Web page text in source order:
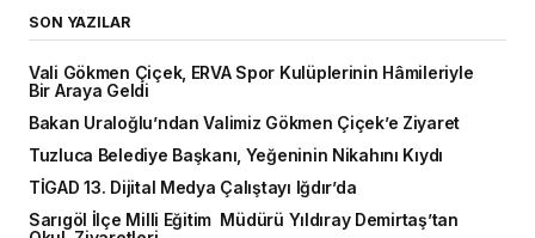
SON YAZILAR
Vali Gökmen Çiçek, ERVA Spor Kulüplerinin Hâmileriyle
Bir Araya Geldi
Bakan Uraloğlu’ndan Valimiz Gökmen Çiçek’e Ziyaret
Tuzluca Belediye Başkanı, Yeğeninin Nikahını Kıydı
TİGAD 13. Dijital Medya Çalıştayı Iğdır’da
Sarıgöl İlçe Milli Eğitim Müdürü Yıldıray Demirtaş’tan